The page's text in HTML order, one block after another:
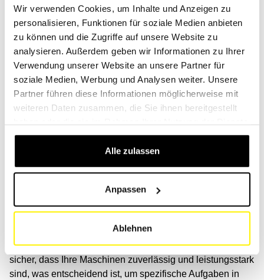
Wir verwenden Cookies, um Inhalte und Anzeigen zu
personalisieren, Funktionen für soziale Medien anbieten
zu können und die Zugriffe auf unsere Website zu
analysieren. Außerdem geben wir Informationen zu Ihrer
Verwendung unserer Website an unsere Partner für
soziale Medien, Werbung und Analysen weiter. Unsere
Partner führen diese Informationen möglicherweise mit
weiteren Daten zusammen, die Sie ihnen bereitgestellt
gesammelt haben.
Alle zulassen
Anpassen
Ablehnen
Egal, ob Originalfilter des Herstellers oder universelle SF-
Filter in höchster Qualität – wir haben den richtigen Filter
für Sie!
Suchen Sie Filter anhand des Codes: Wir verfügen über
eine Liste mit mehr als einer Million Originalcodes, damit
Sie alle benötigten Filter finden.(Link)
Filtersysteme für alle Anwendungen
Baugewerbe, sei es im Transport und der Logistik, in der
Energiewirtschaft, der Infrastruktur, der Landwirtschaft, der
Forstwirtschaft, dem Bergbau oder dem Bauwesen – wir
Eine fachkundige Beratung im Bereich der Filter stellt
sicher, dass Ihre Maschinen zuverlässig und leistungsstark
sind, was entscheidend ist, um spezifische Aufgaben in